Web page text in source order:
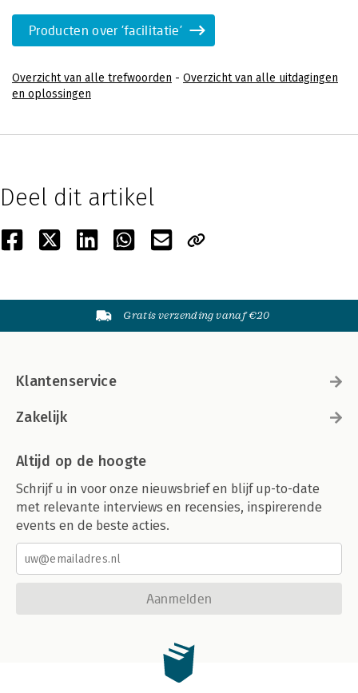
Producten over 'facilitatie'
Overzicht van alle trefwoorden - Overzicht van alle uitdagingen
en oplossingen
Deel dit artikel
Gratis verzending vanaf €20
Klantenservice
Zakelijk
Altijd op de hoogte
Schrijf u in voor onze nieuwsbrief en blijf up-to-date
met relevante interviews en recensies, inspirerende
events en de beste acties.
Aanmelden